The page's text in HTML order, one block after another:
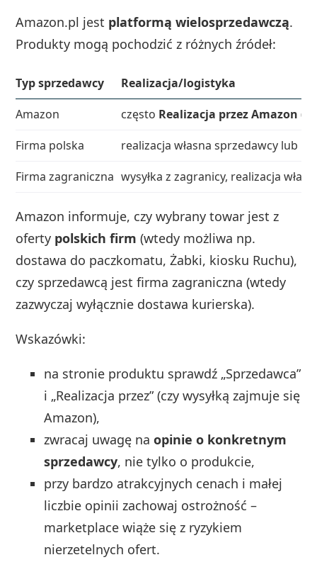
Amazon.pl jest platformą wielosprzedawczą.
Produkty mogą pochodzić z różnych źródeł:
Typ sprzedawcy
Realizacja/logistyka
Amazon
często Realizacja przez Amazon
Firma polska
realizacja własna sprzedawcy lub
Firma zagraniczna wysyłka z zagranicy, realizacja
Amazon informuje, czy wybrany towar jest z
oferty polskich firm (wtedy możliwa np.
dostawa do paczkomatu, Żabki, kiosku Ruchu),
czy sprzedawcą jest firma zagraniczna (wtedy
zazwyczaj wyłącznie dostawa kurierska).
Wskazówki:
na stronie produktu sprawdź „Sprzedawca”
i „Realizacja przez” (czy wysyłką zajmuje się
Amazon),
zwracaj uwagę naopinie o konkretnym
sprzedawcy, nie tylko o produkcie,
przy bardzo atrakcyjnych cenach i małej
liczbie opinii zachowaj ostrożność –
marketplace wiąże się z ryzykiem
nierzetelnych ofert.